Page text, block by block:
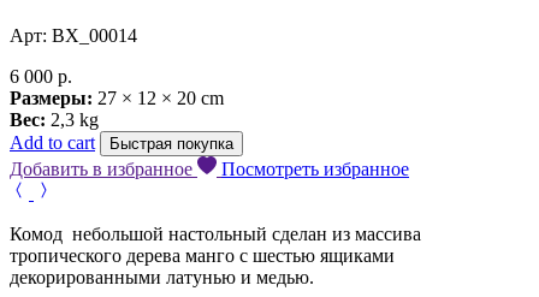
Арт: BX_00014
6 000 р.
Размеры: 27 × 12 × 20 cm
Вес: 2,3 kg
Add to cart
Быстрая покупка
Добавить в избранное Посмотреть избранное
Комод небольшой настольный сделан из массива
тропического дерева манго c шестью ящиками
декорированными латунью и медью.